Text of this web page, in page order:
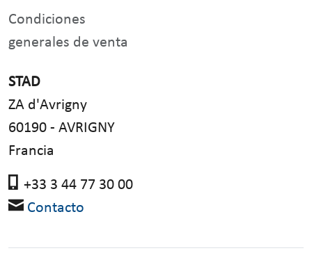
Condiciones
generales de venta
STAD
ZA d'Avrigny
60190 - AVRIGNY
Francia
+33 3 44 77 30 00
Contacto